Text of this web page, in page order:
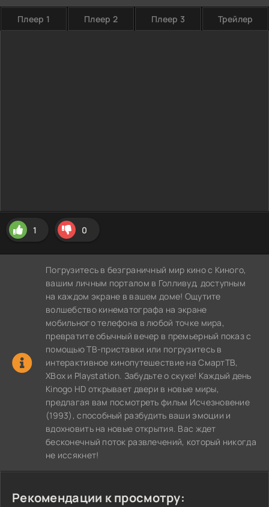
Плеер 1 Плеер 2 Плеер 3 Трейлер
1 0
Погрузитесь в безграничный мир кино с Киного,
вашим личным порталом в Голливуд, доступным
на каждом экране в вашем доме! Ощутите
волшебство кинематографа на экране
мобильного телефона в любой точке мира,
превратите обычный вечер в премьерный показ с
помощью ТВ-приставки или погрузитесь в
интерактивное кинопутешествие на СмартТВ,
XBox и Playstation. Забудьте о скуке! Каждый день
Kinogo HD открывает двери в новые миры,
предлагая вам посмотреть фильм Исчезновение
(1993), способный разбудить ваши эмоции и
вдохновить на новые открытия. Вас ждет
бесконечный поток развлечений, который никогда
не иссякнет!
Рекомендации к просмотру: